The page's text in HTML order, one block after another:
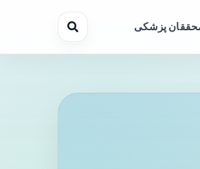
پزشکی